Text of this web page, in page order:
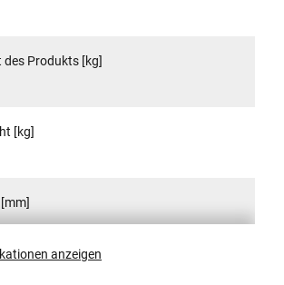
Produkts [kg]
[kg]
anzeigen